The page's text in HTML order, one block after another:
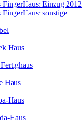
FingerHaus: Einzug 2012
FingerHaus: sonstige
Haus
Haus
Haus
Haus